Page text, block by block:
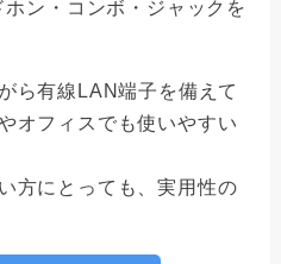
ン・コンボ・ジャックを
ら有線LAN端子を備えて
オフィスでも使いやすい
方にとっても、実用性の